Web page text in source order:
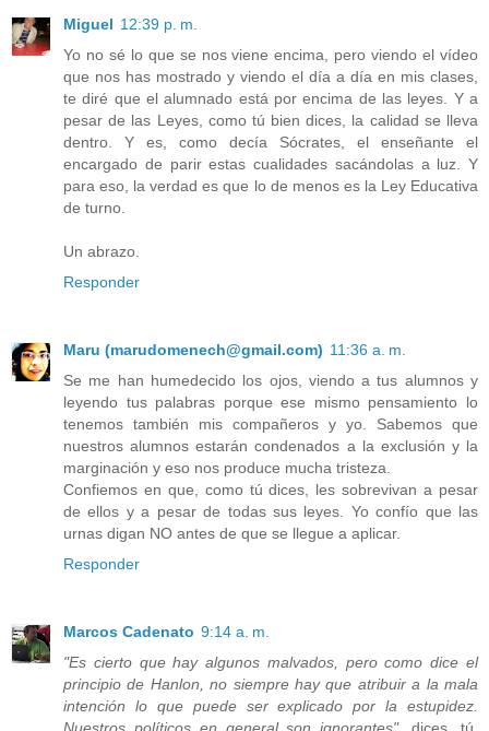
Miguel 12:39 p. m.
Yo no sé lo que se nos viene encima, pero viendo el vídeo
que nos has mostrado y viendo el día a día en mis clases,
te diré que el alumnado está por encima de las leyes. Y a
pesar de las Leyes, como tú bien dices, la calidad se lleva
dentro. Y es, como decía Sócrates, el enseñante el
encargado de parir estas cualidades sacándolas a luz. Y
para eso, la verdad es que lo de menos es la Ley Educativa
de turno.
Un abrazo.
Responder
Maru (marudomenech@gmail.com) 11:36 a. m.
Se me han humedecido los ojos, viendo a tus alumnos y
leyendo tus palabras porque ese mismo pensamiento lo
tenemos también mis compañeros y yo. Sabemos que
nuestros alumnos estarán condenados a la exclusión y la
marginación y eso nos produce mucha tristeza.
Confiemos en que, como tú dices, les sobrevivan a pesar
de ellos y a pesar de todas sus leyes. Yo confío que las
urnas digan NO antes de que se llegue a aplicar.
Responder
Marcos Cadenato 9:14 a. m.
"Es cierto que hay algunos malvados, pero como dice el
principio de Hanlon, no siempre hay que atribuir a la mala
intención lo que puede ser explicado por la estupidez.